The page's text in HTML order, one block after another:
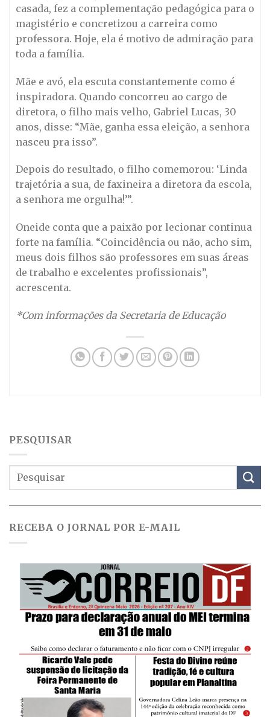
casada, fez a complementação pedagógica para o
magistério e concretizou a carreira como
professora. Hoje, ela é motivo de admiração para
toda a família.
Mãe e avó, ela escuta constantemente como é
inspiradora. Quando concorreu ao cargo de
diretora, o filho mais velho, Gabriel Lucas, 30
anos, disse: “Mãe, ganha essa eleição, a senhora
nasceu pra isso”.
Depois do resultado, o filho comemorou: ‘Linda
trajetória a sua, de faxineira a diretora da escola,
a senhora me orgulha!’”.
Oneide conta que a paixão por lecionar continua
forte na família. “Coincidência ou não, acho sim,
meus dois filhos são professores em suas áreas
de trabalho e excelentes profissionais”,
acrescenta.
*Com informações da Secretaria de Educação
PESQUISAR
RECEBA O JORNAL POR E-MAIL